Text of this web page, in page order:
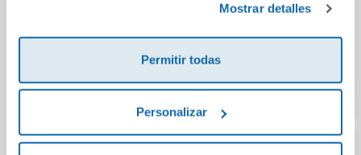
Mostrar detalles
Permitir todas
Personalizar